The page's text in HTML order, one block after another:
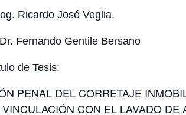
Ricardo José Veglia.
Dr. Fernando Gentile Bersano
de Tesis:
PENAL DEL CORRETAJE
CON EL LAVADO DE